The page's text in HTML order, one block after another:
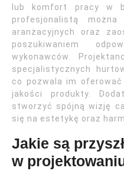
lub komfort pracy w
profesjonalistą można
aranżacyjnych oraz
poszukiwaniem
wykonawców.
specjalistycznych
co pozwala im
jakości produkty.
stworzyć spójną wizję
się na estetykę oraz
Jakie są
w